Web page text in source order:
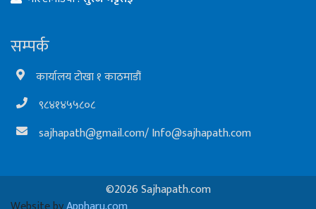
सम्पर्क
कार्यालय टोखा १ काठमाडौं
९८४१४५५८०८
sajhapath@gmail.com/Info@sajhapath.com
©2026 Sajhapath.com